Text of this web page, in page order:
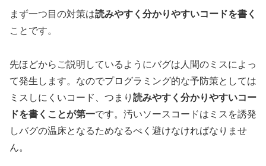
まず一つ目の対策は読みやすく分かりやすいコードを書く
ことです。
先ほどからご説明しているようにバグは人間のミスによっ
て発生します。なのでプログラミング的な予防策としては
ミスしにくいコード、つまり 読みやすく分かりやすいコー
ドを書くことが第一です。汚いソースコードはミスを誘発
しバグの温床となるためなるべく避けなければなりませ
ん。